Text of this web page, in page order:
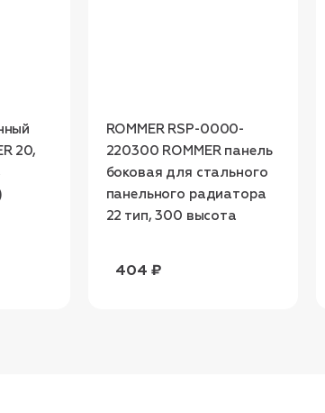
20,
ROMMER RSP-0000-
220300 ROMMER панель
боковая для стального
панельного радиатора
22 тип, 300 высота
404 ₽